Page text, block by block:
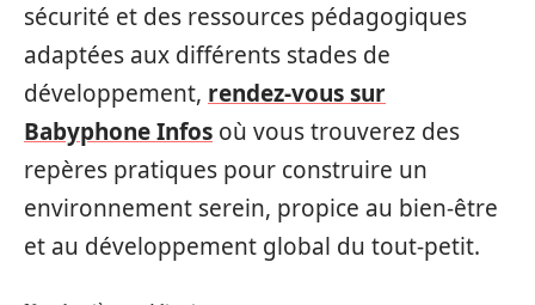
sécurité et des ressources pédagogiques
adaptées aux différents stades de
développement, rendez-vous sur
Babyphone Infos où vous trouverez des
repères pratiques pour construire un
environnement serein, propice au bien-être
et au développement global du tout-petit.